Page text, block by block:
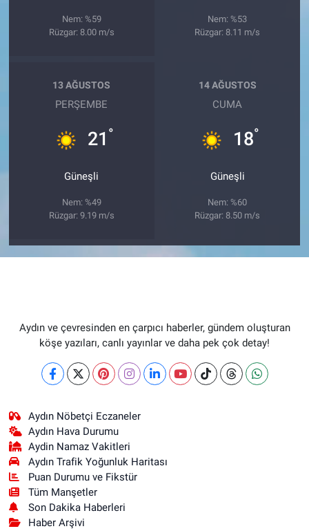
Nem: %59
Rüzgar: 8.00 m/s
Nem: %53
Rüzgar: 8.11 m/s
13 AĞUSTOS
PERŞEMBE
21 °
Güneşli
Nem: %49
Rüzgar: 9.19 m/s
14 AĞUSTOS
CUMA
18°
Güneşli
Nem: %60
Rüzgar: 8.50 m/s
Aydın ve çevresinden en çarpıcı haberler, gündem oluşturan
köşe yazıları, canlı yayınlar ve daha pek çok detay!
Aydın Nöbetçi Eczaneler
Aydın Hava Durumu
Aydin Namaz Vakitleri
Aydın Trafik Yoğunluk Haritası
Puan Durumu ve Fikstür
Tüm Manşetler
Son Dakika Haberleri
Haber Arşivi